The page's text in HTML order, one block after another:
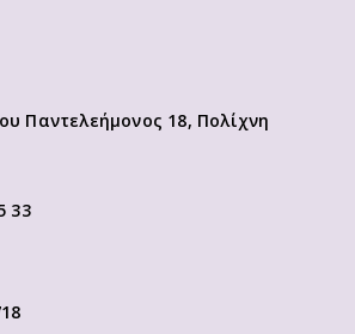
Παντελεήμονος 18, Πολίχνη
33